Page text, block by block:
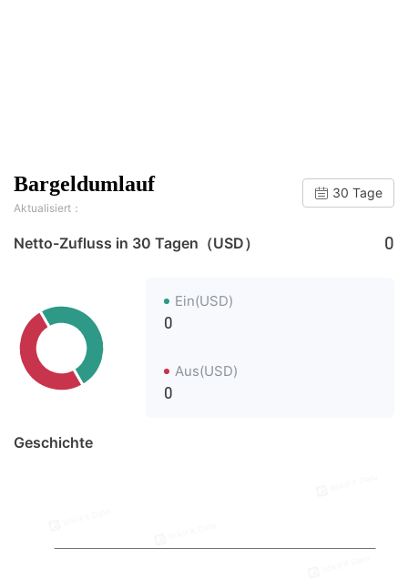
Bargeldumlauf
Aktualisiert：
30 Tage
Netto-Zufluss in 30 Tagen（USD） 0
Ein(USD)
0
Aus(USD)
0
Geschichte